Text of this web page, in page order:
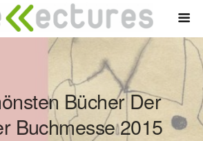
Bücher Der
Buchmesse 2015